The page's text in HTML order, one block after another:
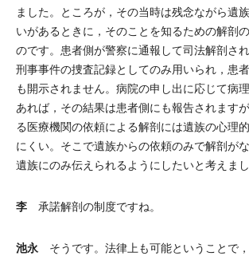
ました。ところが，その当時は残念ながら遺
いがあるときに，そのことを知るための解剖
のです。患者側が警察に通報して司法解剖さ
刑事事件の捜査記録としてのみ用いられ，患
も開示されません。病院の申し出に応じて病
あれば，その結果は患者側にも報告されます
る医療機関の依頼による解剖には遺族の心理
にくい。そこで遺族からの依頼のみで解剖が
遺族にのみ伝えられるようにしたいと考えまし
李 承諾解剖の制度ですね。
池永 そうです。法律上も可能ということで